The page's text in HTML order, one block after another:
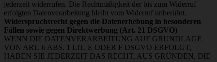
jederzeit widerrufen. Die Rechtmäßigkeit der bis zum Widerruf
erfolgten Datenverarbeitung bleibt vom Widerruf unberührt.
Widerspruchsrecht gegen die Datenerhebung in besonderen
Fällen sowie gegen Direktwerbung (Art. 21 DSGVO)
WENN DIE DATENVERARBEITUNG AUF GRUNDLAGE
VON ART. 6 ABS. 1 LIT. E ODER F DSGVO ERFOLGT,
HABEN SIE JEDERZEIT DAS RECHT, AUS GRÜNDEN, DIE